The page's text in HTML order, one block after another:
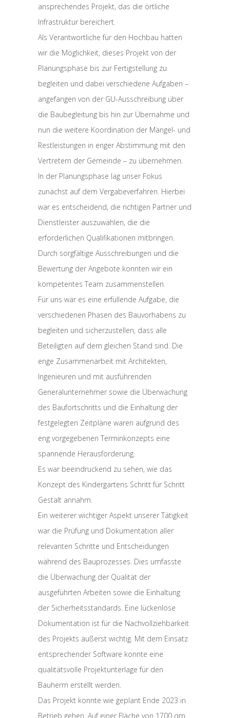
ansprechendes Projekt, das die örtliche
Infrastruktur bereichert.
Als Verantwortliche für den Hochbau hatten
wir die Möglichkeit, dieses Projekt von der
Planungsphase bis zur Fertigstellung zu
begleiten und dabei verschiedene Aufgaben –
angefangen von der GU-Ausschreibung über
die Baubegleitung bis hin zur Übernahme und
nun die weitere Koordination der Mängel- und
Restleistungen in enger Abstimmung mit den
Vertretern der Gemeinde – zu übernehmen.
In der Planungsphase lag unser Fokus
zunächst auf dem Vergabeverfahren. Hierbei
war es entscheidend, die richtigen Partner und
Dienstleister auszuwählen, die die
erforderlichen Qualifikationen mitbringen.
Durch sorgfältige Ausschreibungen und die
Bewertung der Angebote konnten wir ein
kompetentes Team zusammenstellen.
Für uns war es eine erfüllende Aufgabe, die
verschiedenen Phasen des Bauvorhabens zu
begleiten und sicherzustellen, dass alle
Beteiligten auf dem gleichen Stand sind. Die
enge Zusammenarbeit mit Architekten,
Ingenieuren und mit ausführenden
Generalunternehmer sowie die Überwachung
des Baufortschritts und die Einhaltung der
festgelegten Zeitpläne waren aufgrund des
eng vorgegebenen Terminkonzepts eine
spannende Herausforderung.
Es war beeindruckend zu sehen, wie das
Konzept des Kindergartens Schritt für Schritt
Gestalt annahm.
Ein weiterer wichtiger Aspekt unserer Tätigkeit
war die Prüfung und Dokumentation aller
relevanten Schritte und Entscheidungen
während des Bauprozesses. Dies umfasste
die Überwachung der Qualität der
ausgeführten Arbeiten sowie die Einhaltung
der Sicherheitsstandards. Eine lückenlose
Dokumentation ist für die Nachvollziehbarkeit
des Projekts äußerst wichtig. Mit dem Einsatz
entsprechender Software konnte eine
qualitätsvolle Projektunterlage für den
Bauherrn erstellt werden.
Das Projekt konnte wie geplant Ende 2023 in
Betrieb gehen. Auf einer Fläche von 1700 qm